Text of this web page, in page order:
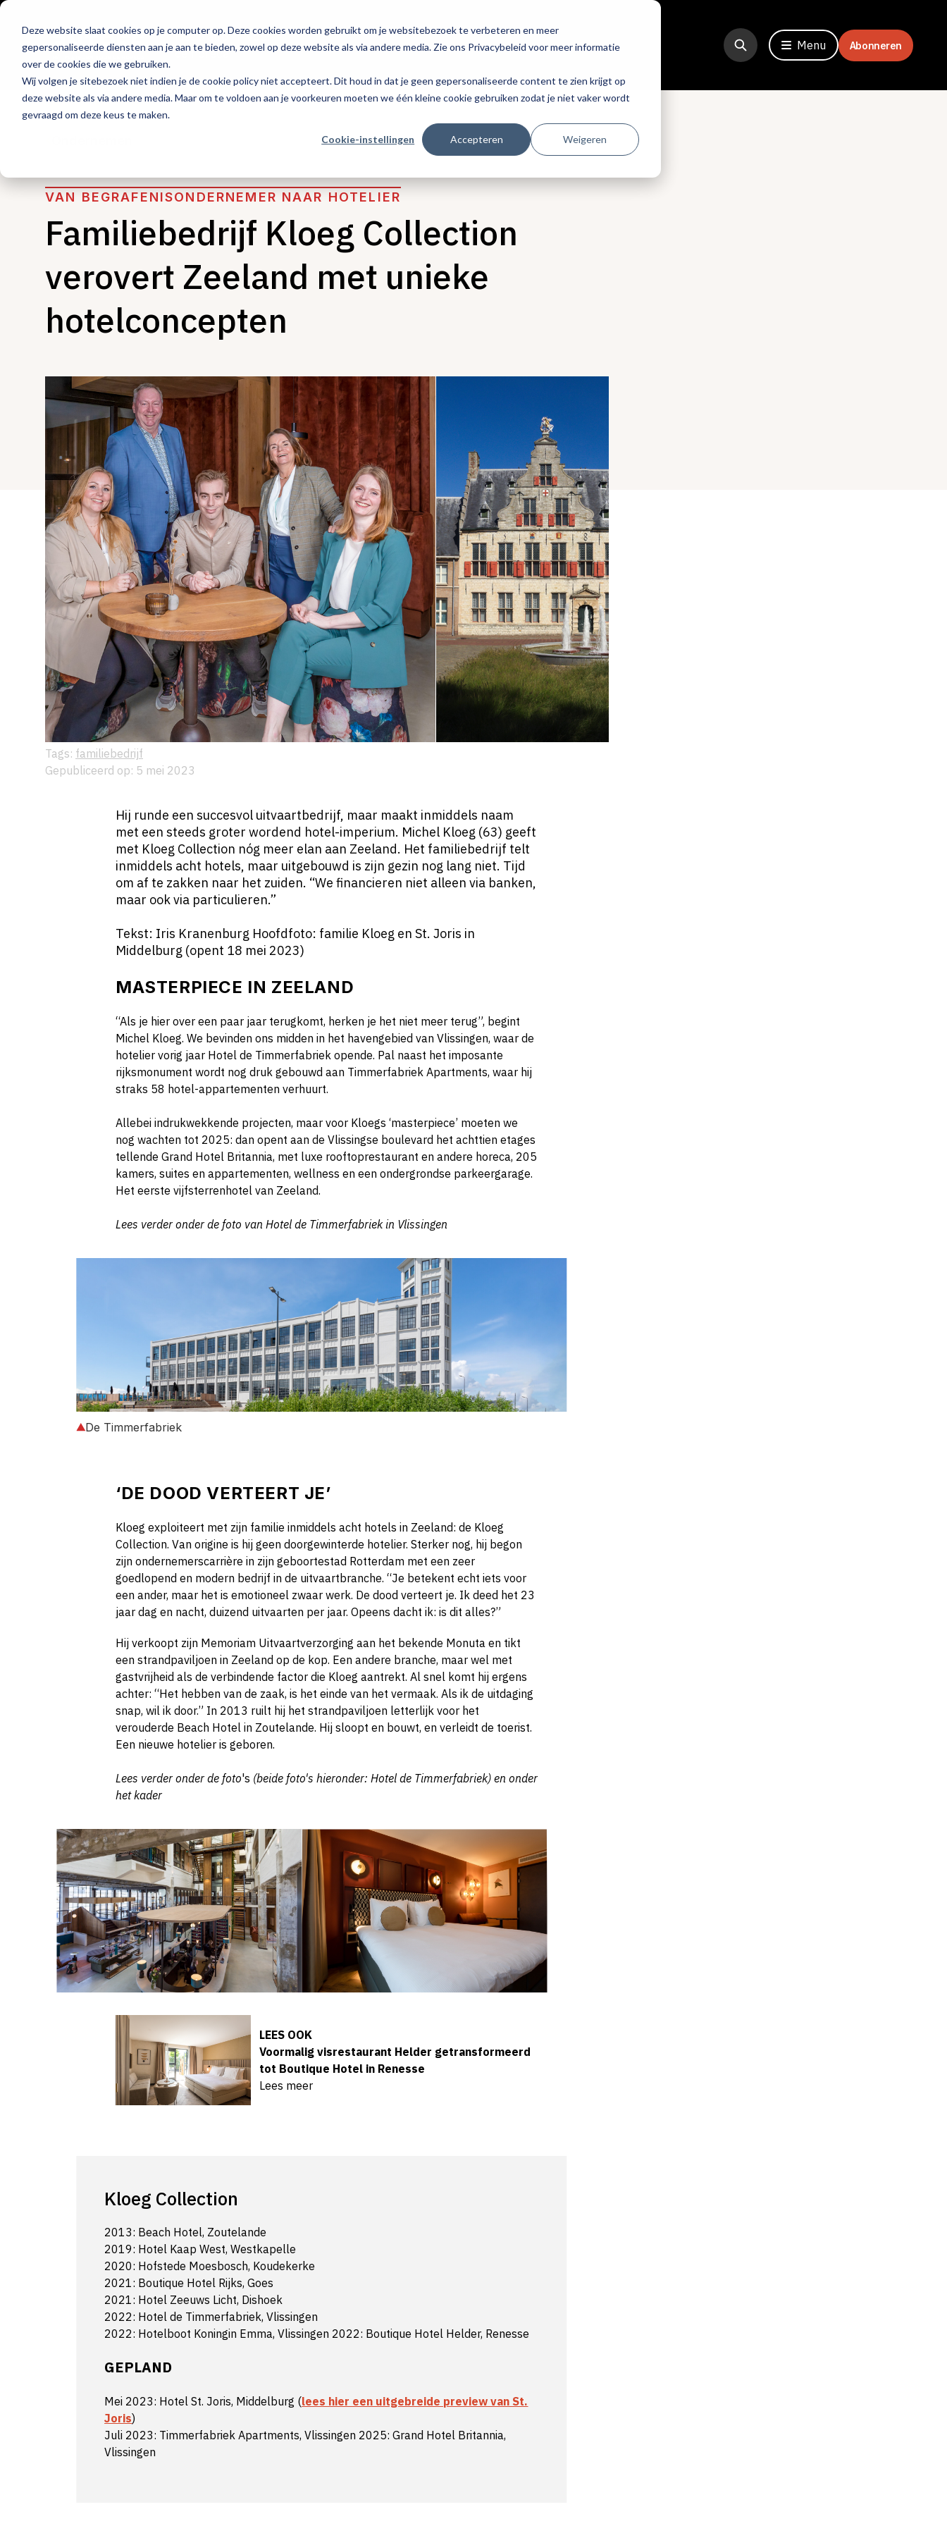
Deze website slaat cookies op je computer op. Deze cookies worden gebruikt om je websitebezoek te verbeteren en meer
gepersonaliseerde diensten aan je aan te bieden, zowel op deze website als via andere media. Zie ons Privacybeleid voor meer informatie
over de cookies die we gebruiken.
Wij volgen je sitebezoek niet indien je de cookie policy niet accepteert. Dit houd in dat je geen gepersonaliseerde content te zien krijgt op
deze website als via andere media. Maar om te voldoen aan je voorkeuren moeten we één kleine cookie gebruiken zodat je niet vaker wordt
gevraagd om deze keus te maken.
Cookie-instellingen Accepteren Weigeren
Hét platform voor
de horeca
Menu Abonneren
VAN BEGRAFENISONDERNEMER NAAR HOTELIER
Familiebedrijf Kloeg Collection
verovert Zeeland met unieke
hotelconcepten
Tags: familiebedrijf
Gepubliceerd op: 5 mei 2023
Hij runde een succesvol uitvaartbedrijf, maar maakt inmiddels naam
met een steeds groter wordend hotel-imperium. Michel Kloeg (63) geeft
met Kloeg Collection nóg meer elan aan Zeeland. Het familiebedrijf telt
inmiddels acht hotels, maar uitgebouwd is zijn gezin nog lang niet. Tijd
om af te zakken naar het zuiden. “We financieren niet alleen via banken,
maar ook via particulieren.”
Tekst: Iris Kranenburg Hoofdfoto: familie Kloeg en St. Joris in
Middelburg (opent 18 mei 2023)
MASTERPIECE IN ZEELAND
“Als je hier over een paar jaar terugkomt, herken je het niet meer terug”, begint
Michel Kloeg. We bevinden ons midden in het havengebied van Vlissingen, waar de
hotelier vorig jaar Hotel de Timmerfabriek opende. Pal naast het imposante
rijksmonument wordt nog druk gebouwd aan Timmerfabriek Apartments, waar hij
straks 58 hotel-appartementen verhuurt.
Allebei indrukwekkende projecten, maar voor Kloegs ‘masterpiece’ moeten we
nog wachten tot 2025: dan opent aan de Vlissingse boulevard het achttien etages
tellende Grand Hotel Britannia, met luxe rooftoprestaurant en andere horeca, 205
kamers, suites en appartementen, wellness en een ondergrondse parkeergarage.
Het eerste vijfsterrenhotel van Zeeland.
Lees verder onder de foto van Hotel de Timmerfabriek in Vlissingen
De Timmerfabriek
‘DE DOOD VERTEERT JE’
Kloeg exploiteert met zijn familie inmiddels acht hotels in Zeeland: de Kloeg
Collection. Van origine is hij geen doorgewinterde hotelier. Sterker nog, hij begon
zijn ondernemerscarrière in zijn geboortestad Rotterdam met een zeer
goedlopend en modern bedrijf in de uitvaartbranche. “Je betekent echt iets voor
een ander, maar het is emotioneel zwaar werk. De dood verteert je. Ik deed het 23
jaar dag en nacht, duizend uitvaarten per jaar. Opeens dacht ik: is dit alles?”
Hij verkoopt zijn Memoriam Uitvaartverzorging aan het bekende Monuta en tikt
een strandpaviljoen in Zeeland op de kop. Een andere branche, maar wel met
gastvrijheid als de verbindende factor die Kloeg aantrekt. Al snel komt hij ergens
achter: “Het hebben van de zaak, is het einde van het vermaak. Als ik de uitdaging
snap, wil ik door.” In 2013 ruilt hij het strandpaviljoen letterlijk voor het
verouderde Beach Hotel in Zoutelande. Hij sloopt en bouwt, en verleidt de toerist.
Een nieuwe hotelier is geboren.
Lees verder onder de foto's (beide foto's hieronder: Hotel de Timmerfabriek) en onder
het kader
LEES OOK
Voormalig visrestaurant Helder getransformeerd
tot Boutique Hotel in Renesse
Lees meer
Kloeg Collection
2013: Beach Hotel, Zoutelande
2019: Hotel Kaap West, Westkapelle
2020: Hofstede Moesbosch, Koudekerke
2021: Boutique Hotel Rijks, Goes
2021: Hotel Zeeuws Licht, Dishoek
2022: Hotel de Timmerfabriek, Vlissingen
2022: Hotelboot Koningin Emma, Vlissingen 2022: Boutique Hotel Helder, Renesse
GEPLAND
Mei 2023: Hotel St. Joris, Middelburg (lees hier een uitgebreide preview van St.
Joris)
Juli 2023: Timmerfabriek Apartments, Vlissingen 2025: Grand Hotel Britannia,
Vlissingen